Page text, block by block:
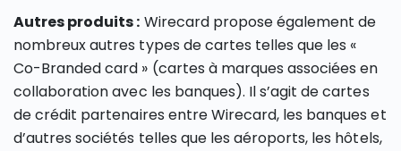
Autres produits : Wirecard propose également de
nombreux autres types de cartes telles que les «
Co-Branded card » (cartes à marques associées en
collaboration avec les banques). Il s’agit de cartes
de crédit partenaires entre Wirecard, les banques et
d’autres sociétés telles que les aéroports, les hôtels,